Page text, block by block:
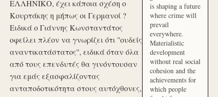
ΕΛΛΗΝΙΚΟ, έχει κάποια σχέση ο
Κουρτάκης η μήπως οι Γερμανοί ?
Ειδικά ο Γιάννης Κωνσταντάτος
οφείλει πλέον να γνωρίζει ότι ''ουδείς
αναντικατάστατος'', ειδικά όταν όλα
από τους επενδυτές θα γινόντουσαν
για εμάς εξασφαλίζοντας
ανταποδοτικότητα στους αυτόχθονες,
is shaping a future
where crime will
prevail
everywhere.
Materialistic
development
without real social
cohesion and the
achievements for
which people